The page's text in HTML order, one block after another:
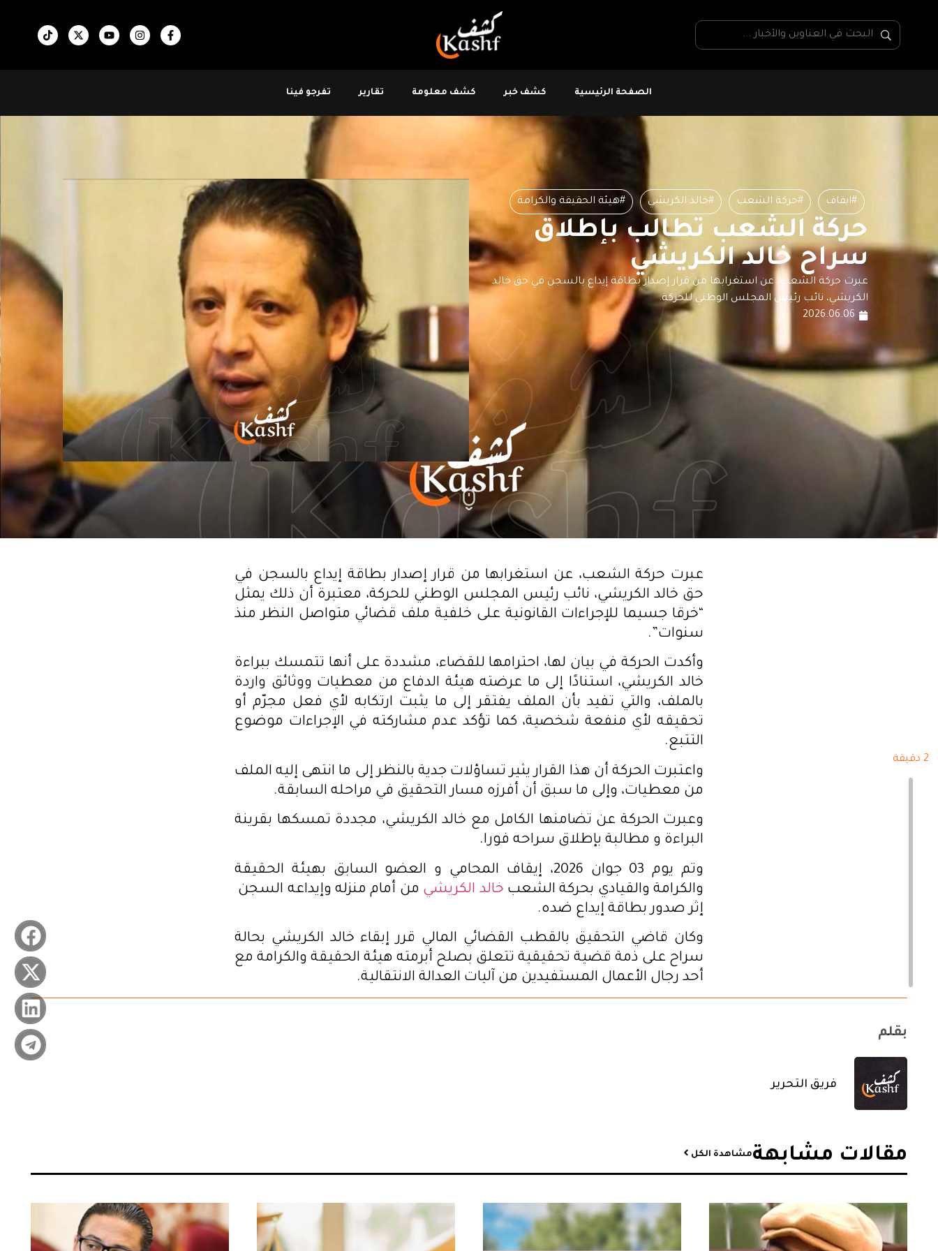
الصفحة الرئيسية كشف خبر كشف معلومة تقارير تفرجو فينا
#ايقاف #حركة الشعب #خالد الكريشي #هيئة الحقيقة والكرامة
حركة الشعب تطالب بإطلاق
سراح خالد الكريشي
عبرت حركة الشعب، عن استغرابها من قرار إصدار بطاقة إيداع بالسجن في حق خالد
الكريشي، نائب رئيس المجلس الوطني للحركة.
2026.06.06
2 دقيقة
عبرت حركة الشعب، عن استغرابها من قرار إصدار بطاقة إيداع بالسجن في
حق خالد الكريشي، نائب رئيس المجلس الوطني للحركة، معتبرة أن ذلك يمثل
“خرقا جسيما للإجراءات القانونية على خلفية ملف قضائي متواصل النظر منذ
سنوات”.
وأكدت الحركة في بيان لها، احترامها للقضاء، مشددة على أنها تتمسك ببراءة
خالد الكريشي، استنادًا إلى ما عرضته هيئة الدفاع من معطيات ووثائق واردة
بالملف، والتي تفيد بأن الملف يفتقر إلى ما يثبت ارتكابه لأي فعل مجرّم أو
تحقيقه لأي منفعة شخصية، كما تؤكد عدم مشاركته في الإجراءات موضوع
التتبع.
واعتبرت الحركة أن هذا القرار يثير تساؤلات جدية بالنظر إلى ما انتهى إليه الملف
من معطيات، وإلى ما سبق أن أفرزه مسار التحقيق في مراحله السابقة.
وعبرت الحركة عن تضامنها الكامل مع خالد الكريشي، مجددة تمسكها بقرينة
البراءة و مطالبة بإطلاق سراحه فورا.
وتم يوم 03 جوان 2026، إيقاف المحامي و العضو السابق بهيئة الحقيقة
والكرامة والقيادي بحركة الشعب خالد الكريشي من أمام منزله وإيداعه السجن
إثر صدور بطاقة إيداع ضده.
وكان قاضي التحقيق بالقطب القضائي المالي قرر إبقاء خالد الكريشي بحالة
سراح على ذمة قضية تحقيقية تتعلق بصلح أبرمته هيئة الحقيقة والكرامة مع
أحد رجال الأعمال المستفيدين من آليات العدالة الانتقالية.
بقلم
فريق التحرير
مقالات مشابهة​مشاهدة الكل